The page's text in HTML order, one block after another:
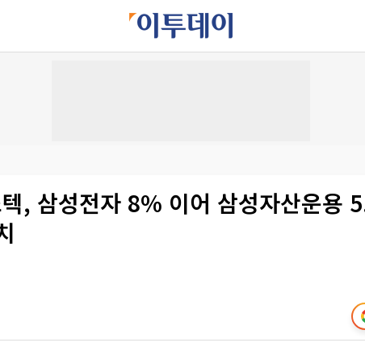
, 삼성전자 8% 이어 삼성자산운용